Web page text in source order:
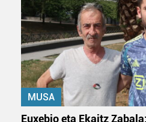
MUSA
Euxebio eta Ekaitz